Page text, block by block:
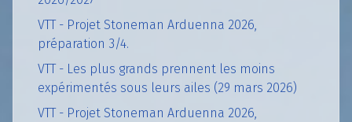
VTT - Projet Stoneman Arduenna 2026,
préparation 3/4.
VTT - Les plus grands prennent les moins
expérimentés sous leurs ailes (29 mars 2026)
VTT - Projet Stoneman Arduenna 2026,